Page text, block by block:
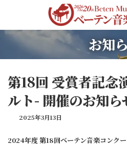
ン
ー
お知
第18回 受賞者記念
ルト- 開催のお知ら
2025年3月13日
2024年度 第18回ベーテン音楽コンク